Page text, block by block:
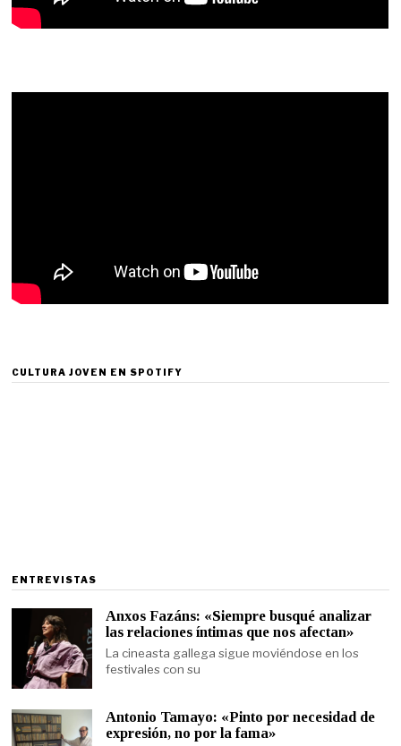
CULTURA JOVEN EN SPOTIFY
ENTREVISTAS
Anxos Fazáns: «Siempre busqué analizar
las relaciones íntimas que nos afectan»
La cineasta gallega sigue moviéndose en los
festivales con su
Antonio Tamayo: «Pinto por necesidad de
expresión, no por la fama»